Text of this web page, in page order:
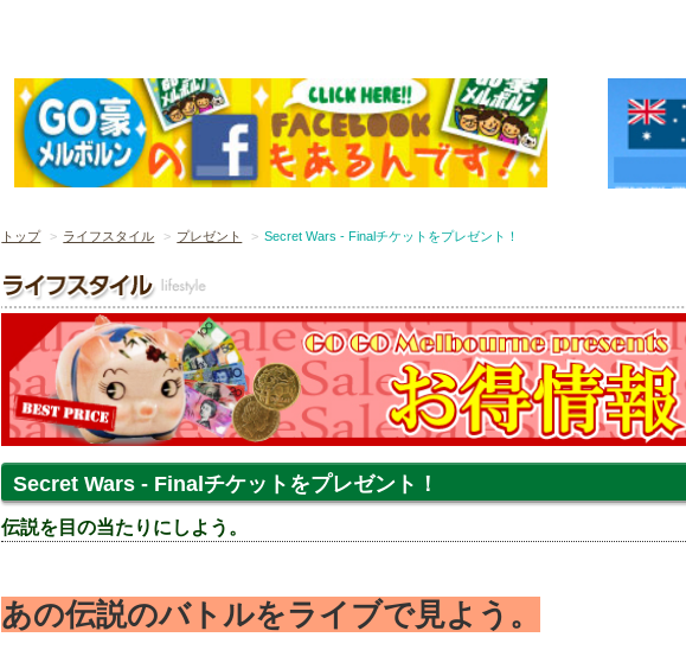
トップ ライフスタイル プレゼント Secret Wars - Finalチケットをプレゼント！
Secret Wars - Finalチケットをプレゼント！
伝説を目の当たりにしよう。
あの伝説のバトルをライブで見よう。